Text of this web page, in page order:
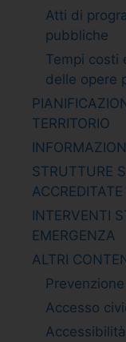
Atti di
pubbliche
Tempi costi
delle opere
TERRITORIO
STRUTTURE
ACCREDITATE
INTERVENTI
EMERGENZA
ALTRI
Accesso